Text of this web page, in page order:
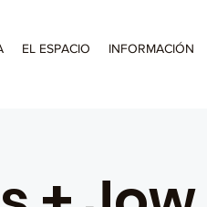
EL ESPACIO INFORMACIÓN